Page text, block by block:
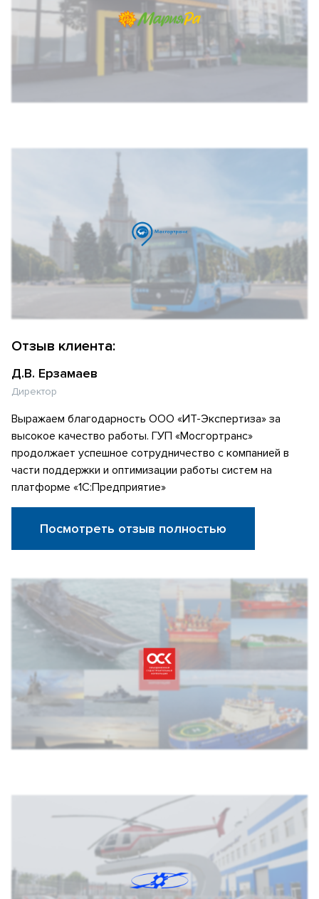
Отзыв клиента:
Д.В. Ерзамаев
Директор
Выражаем благодарность ООО «ИТ-Экспертиза» за
высокое качество работы. ГУП «Мосгортранс»
продолжает успешное сотрудничество с компанией в
части поддержки и оптимизации работы систем на
платформе «1С:Предприятие»
Посмотреть отзыв полностью